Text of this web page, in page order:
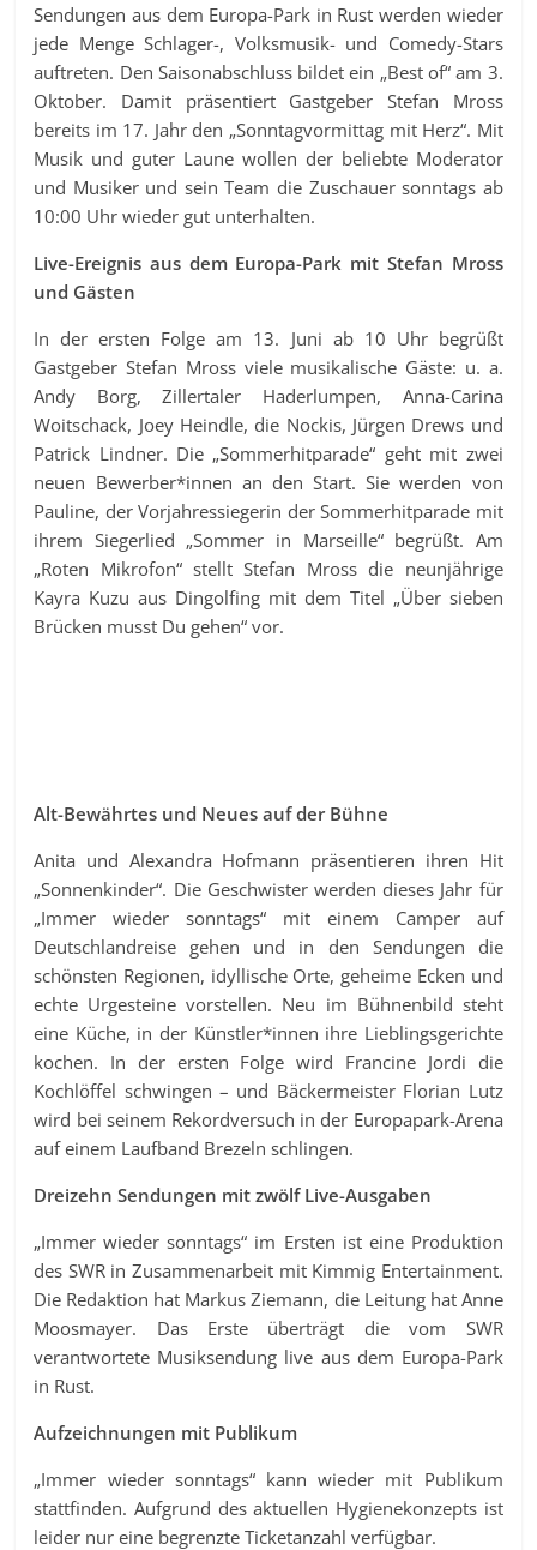
Sendungen aus dem Europa-Park in Rust werden wieder
jede Menge Schlager-, Volksmusik- und Comedy-Stars
auftreten. Den Saisonabschluss bildet ein „Best of“ am 3.
Oktober. Damit präsentiert Gastgeber Stefan Mross
bereits im 17. Jahr den „Sonntagvormittag mit Herz“. Mit
Musik und guter Laune wollen der beliebte Moderator
und Musiker und sein Team die Zuschauer sonntags ab
10:00 Uhr wieder gut unterhalten.
Live-Ereignis aus dem Europa-Park mit Stefan Mross
und Gästen
In der ersten Folge am 13. Juni ab 10 Uhr begrüßt
Gastgeber Stefan Mross viele musikalische Gäste: u. a.
Andy Borg, Zillertaler Haderlumpen, Anna-Carina
Woitschack, Joey Heindle, die Nockis, Jürgen Drews und
Patrick Lindner. Die „Sommerhitparade“ geht mit zwei
neuen Bewerber*innen an den Start. Sie werden von
Pauline, der Vorjahressiegerin der Sommerhitparade mit
ihrem Siegerlied „Sommer in Marseille“ begrüßt. Am
„Roten Mikrofon“ stellt Stefan Mross die neunjährige
Kayra Kuzu aus Dingolfing mit dem Titel „Über sieben
Brücken musst Du gehen“ vor.
Alt-Bewährtes und Neues auf der Bühne
Anita und Alexandra Hofmann präsentieren ihren Hit
„Sonnenkinder“. Die Geschwister werden dieses Jahr für
„Immer wieder sonntags“ mit einem Camper auf
Deutschlandreise gehen und in den Sendungen die
schönsten Regionen, idyllische Orte, geheime Ecken und
echte Urgesteine vorstellen. Neu im Bühnenbild steht
eine Küche, in der Künstler*innen ihre Lieblingsgerichte
kochen. In der ersten Folge wird Francine Jordi die
Kochlöffel schwingen – und Bäckermeister Florian Lutz
wird bei seinem Rekordversuch in der Europapark-Arena
auf einem Laufband Brezeln schlingen.
Dreizehn Sendungen mit zwölf Live-Ausgaben
„Immer wieder sonntags“ im Ersten ist eine Produktion
des SWR in Zusammenarbeit mit Kimmig Entertainment.
Die Redaktion hat Markus Ziemann, die Leitung hat Anne
Moosmayer. Das Erste überträgt die vom SWR
verantwortete Musiksendung live aus dem Europa-Park
in Rust.
Aufzeichnungen mit Publikum
„Immer wieder sonntags“ kann wieder mit Publikum
stattfinden. Aufgrund des aktuellen Hygienekonzepts ist
leider nur eine begrenzte Ticketanzahl verfügbar.